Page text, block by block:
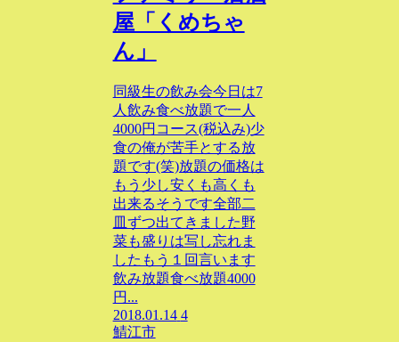
屋「くめちゃ
ん」
同級生の飲み会今日は7
人飲み食べ放題で一人
4000円コース(税込み)少
食の俺が苦手とする放
題です(笑)放題の価格は
もう少し安くも高くも
出来るそうです全部二
皿ずつ出てきました野
菜も盛りは写し忘れま
したもう１回言います
飲み放題食べ放題4000
円...
2018.01.14 4
鯖江市